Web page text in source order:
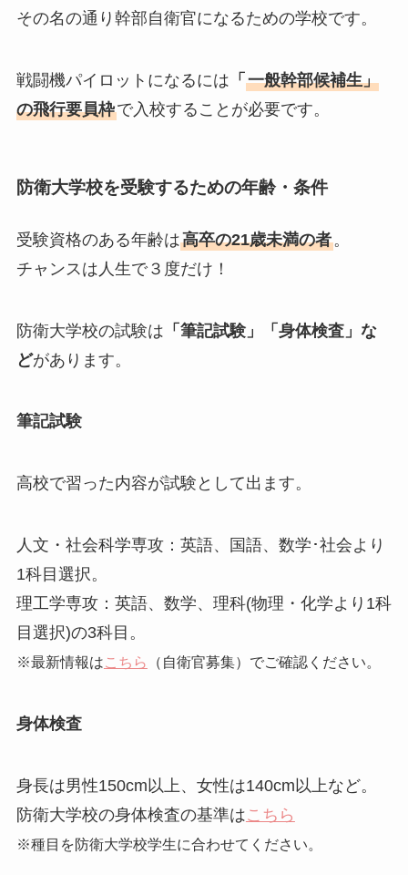
その名の通り幹部自衛官になるための学校です。
戦闘機パイロットになるには 「 一般幹部候補生」
の飛行要員枠で入校することが必要です。
防衛大学校を受験するための年齢・条件
受験資格のある年齢は高卒の21歳未満の者。
チャンスは人生で３度だけ！
防衛大学校の試験は 「筆記試験」「身体検査」な
どがあります。
筆記試験
高校で習った内容が試験として出ます。
人文・社会科学専攻：英語、国語、数学･社会より
1科目選択。
理工学専攻：英語、数学、理科(物理・化学より1科
目選択)の3科目。
※最新情報はこちら （自衛官募集）でご確認ください。
身体検査
身長は男性150cm以上、女性は140cm以上など。
防衛大学校の身体検査の基準はこちら
※種目を防衛大学校学生に合わせてください。